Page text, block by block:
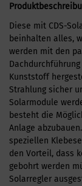
Diese mit CDS-
beinhalten alles,
werden mit den
Kunststoff
Strahlung sicher
Solarmodule
besteht die
Anlage
speziellen
den Vorteil, dass
gebohrt werden
Solarregler